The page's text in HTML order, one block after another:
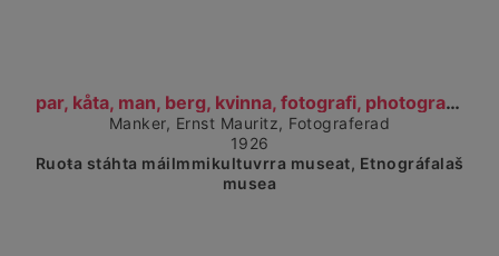
par, kåta, man, berg, kvinna, fotografi, photograp...
Čájet dárkkes dieđuid
Manker, Ernst Mauritz, Fotograferad
1926
Ruoŧa stáhta máilmmikultuvrra museat, Etnográfalaš
musea